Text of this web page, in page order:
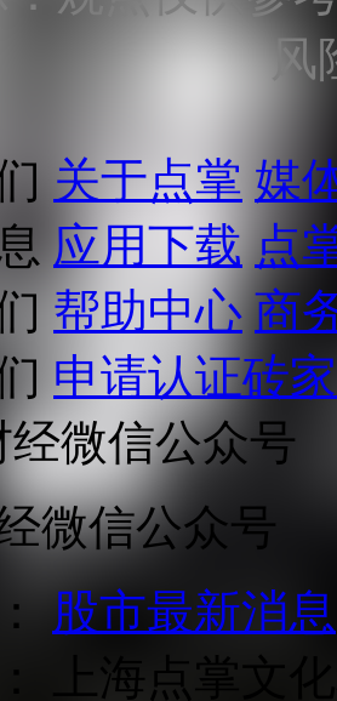
关于点掌 媒
应用下载 点
帮助中心 商
申请认证砖家
微信公众号
股市最新消息
上海点掌文